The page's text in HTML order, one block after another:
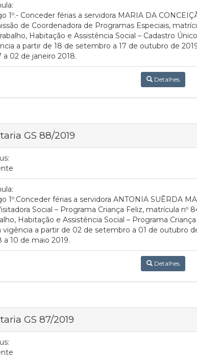
1º.- Conceder férias a servidora MARIA DA
de Coordenadora de Programas Especiais,
Habitação e Assistência Social – Cadastro
a partir de 18 de setembro a 17 de outubro de
a 02 de janeiro 2018.
Detalhes
GS 88/2019
1º.Conceder férias a servidora ANTONIA SUÊRDA
Social – Programa Criança Feliz, matrícula nº
Habitação e Assistência Social – Programa
vigência a partir de 02 de setembro a 01 de outubro
a 10 de maio 2019.
Detalhes
GS 87/2019